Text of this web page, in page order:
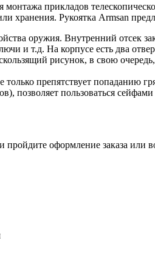
прикладов
хранения. Рукоятка Armsan
оружия. Внутренний отсек
и т.д. На корпусе есть два
рисунок, в свою
препятствует попаданию
позволяет пользоваться
оформление заказа